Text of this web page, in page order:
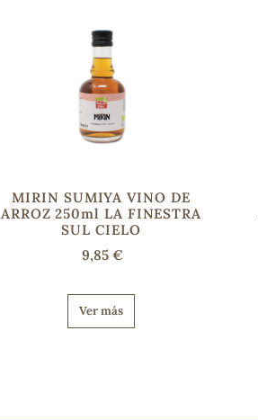
MIRIN SUMIYA VINO DE
ARROZ 250ml LA FINESTRA
SUL CIELO
9,85 €
Ver más